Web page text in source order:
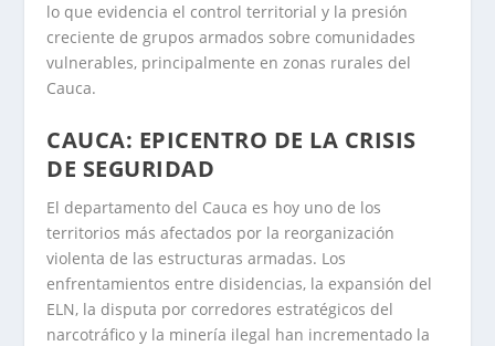
lo que evidencia el control territorial y la presión
creciente de grupos armados sobre comunidades
vulnerables, principalmente en zonas rurales del
Cauca.
CAUCA: EPICENTRO DE LA CRISIS
DE SEGURIDAD
El departamento del Cauca es hoy uno de los
territorios más afectados por la reorganización
violenta de las estructuras armadas. Los
enfrentamientos entre disidencias, la expansión del
ELN, la disputa por corredores estratégicos del
narcotráfico y la minería ilegal han incrementado la